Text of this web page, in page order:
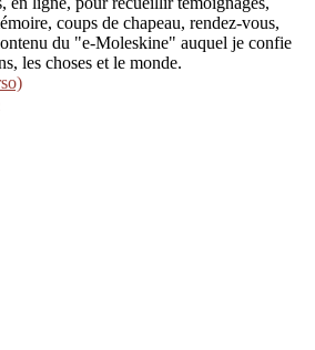
coups de chapeau, rendez-vous,
du "e-Moleskine" auquel je confie
les choses et le monde.